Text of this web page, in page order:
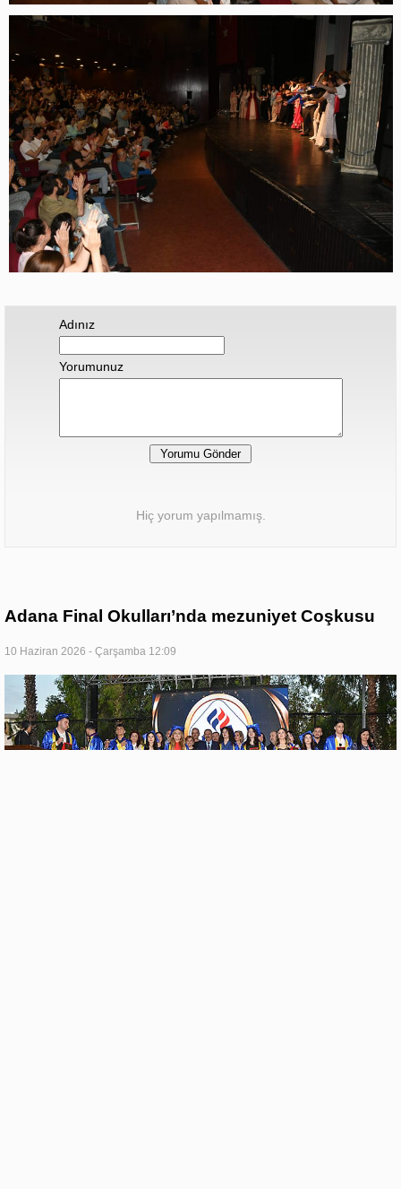
Adınız
Yorumunuz
Hiç yorum yapılmamış.
Adana Final Okulları’nda mezuniyet Coşkusu
10 Haziran 2026 - Çarşamba 12:09